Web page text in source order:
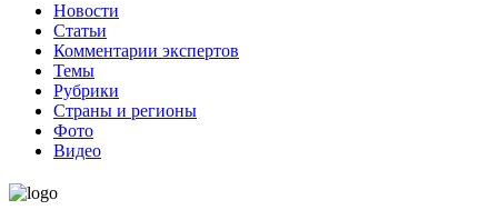
Новости
Статьи
Комментарии экспертов
Темы
Рубрики
Страны и регионы
Фото
Видео